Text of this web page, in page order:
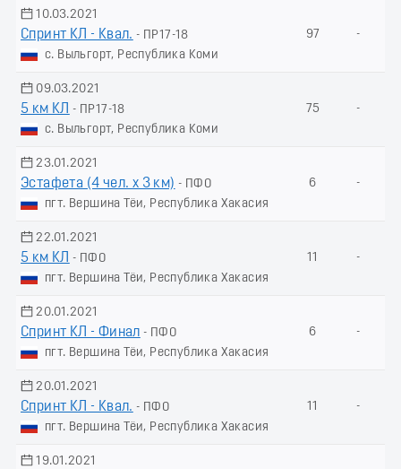
10.03.2021
Спринт КЛ - Квал. - ПР17-18
с. Выльгорт, Республика Коми
97 -
09.03.2021
5 км КЛ
- ПР17-18
с. Выльгорт, Республика Коми
75 -
23.01.2021
Эстафета (4 чел. х 3 км) - ПФО
пгт. Вершина Тёи, Республика Хакасия
6 -
22.01.2021
5 км КЛ
- ПФО
пгт. Вершина Тёи, Республика Хакасия
11 -
20.01.2021
Спринт КЛ - Финал - ПФО
пгт. Вершина Тёи, Республика Хакасия
6 -
20.01.2021
Спринт КЛ - Квал. - ПФО
пгт. Вершина Тёи, Республика Хакасия
11 -
19.01.2021